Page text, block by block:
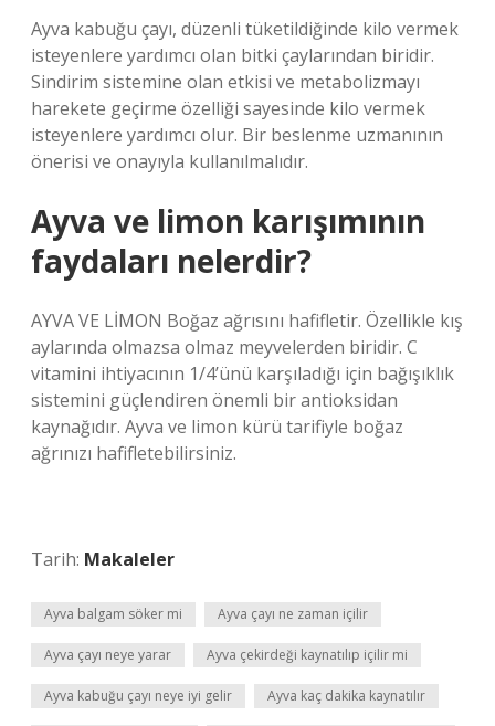
Ayva kabuğu çayı, düzenli tüketildiğinde kilo vermek
isteyenlere yardımcı olan bitki çaylarından biridir.
Sindirim sistemine olan etkisi ve metabolizmayı
harekete geçirme özelliği sayesinde kilo vermek
isteyenlere yardımcı olur. Bir beslenme uzmanının
önerisi ve onayıyla kullanılmalıdır.
Ayva ve limon karışımının
faydaları nelerdir?
AYVA VE LİMON Boğaz ağrısını hafifletir. Özellikle kış
aylarında olmazsa olmaz meyvelerden biridir. C
vitamini ihtiyacının 1/4’ünü karşıladığı için bağışıklık
sistemini güçlendiren önemli bir antioksidan
kaynağıdır. Ayva ve limon kürü tarifiyle boğaz
ağrınızı hafifletebilirsiniz.
Tarih: Makaleler
Ayva balgam söker mi Ayva çayı ne zaman içilir
Ayva çayı neye yarar Ayva çekirdeği kaynatılıp içilir mi
Ayva kabuğu çayı neye iyi gelir Ayva kaç dakika kaynatılır